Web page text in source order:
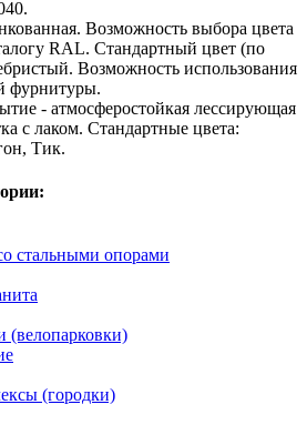
Возможность выбора цвета
RAL. Стандартный цвет (по
Возможность использования
фурнитуры.
- атмосферостойкая лессирующая
с лаком. Стандартные цвета:
Тик.
стальными опорами
(велопарковки)
(городки)